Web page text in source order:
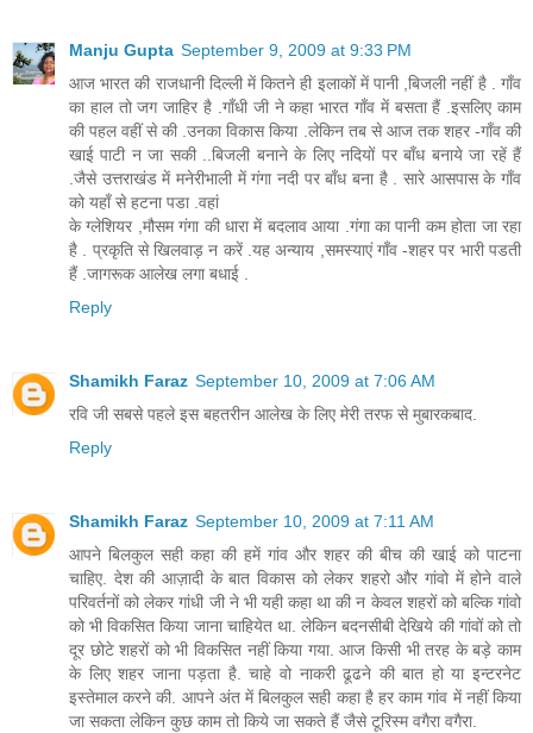
Manju Gupta September 9, 2009 at 9:33 PM
आज भारत की राजधानी दिल्ली में कितने ही इलाकों में पानी ,बिजली नहीं है . गाँव
का हाल तो जग जाहिर है .गाँधी जी ने कहा भारत गाँव में बसता हैं .इसलिए काम
की पहल वहीं से की .उनका विकास किया .लेकिन तब से आज तक शहर -गाँव की
खाई पाटी न जा सकी ..बिजली बनाने के लिए नदियों पर बाँध बनाये जा रहें हैं
.जैसे उत्तराखंड में मनेरीभाली में गंगा नदी पर बाँध बना है . सारे आसपास के गाँव
को यहाँ से हटना पडा .वहां
के ग्लेशियर ,मौसम गंगा की धारा में बदलाव आया .गंगा का पानी कम होता जा रहा
है . प्रकृति से खिलवाड़ न करें .यह अन्याय ,समस्याएं गाँव -शहर पर भारी पडती
हैं .जागरूक आलेख लगा बधाई .
Reply
Shamikh Faraz September 10, 2009 at 7:06 AM
रवि जी सबसे पहले इस बहतरीन आलेख के लिए मेरी तरफ से मुबारकबाद.
Reply
Shamikh Faraz September 10, 2009 at 7:11 AM
आपने बिलकुल सही कहा की हमें गांव और शहर की बीच की खाई को पाटना
चाहिए. देश की आज़ादी के बात विकास को लेकर शहरो और गांवो में होने वाले
परिवर्तनों को लेकर गांधी जी ने भी यही कहा था की न केवल शहरों को बल्कि गांवो
को भी विकसित किया जाना चाहियेत था. लेकिन बदनसीबी देखिये की गांवों को तो
दूर छोटे शहरों को भी विकसित नहीं किया गया. आज किसी भी तरह के बड़े काम
के लिए शहर जाना पड़ता है. चाहे वो नाकरी ढूढने की बात हो या इन्टरनेट
इस्तेमाल करने की. आपने अंत में बिलकुल सही कहा है हर काम गांव में नहीं किया
जा सकता लेकिन कुछ काम तो किये जा सकते हैं जैसे टूरिस्म वगैरा वगैरा.